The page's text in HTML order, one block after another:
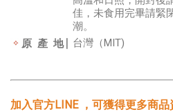
佳，未食用完畢請緊
潮。
原 產 地
台灣（MIT)
加入官方LINE ，可獲得更多商品